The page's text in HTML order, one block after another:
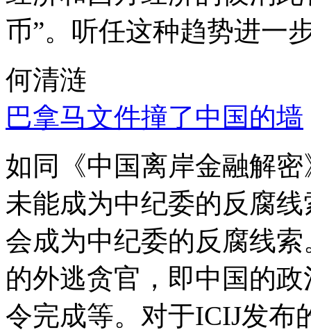
币”。听任这种趋势进一
何清涟
巴拿马文件撞了中国的墙
如同《中国离岸金融解
未能成为中纪委的反腐
会成为中纪委的反腐线
的外逃贪官，即中国的
令完成等。对于ICIJ发布